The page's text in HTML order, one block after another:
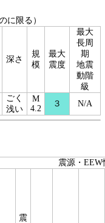
に限る）
深さ
規
模
最大
震度
最大
長周
期
地震
動階
級
ごく
浅い
M
4.2
３ N/A
震源・EEW
震